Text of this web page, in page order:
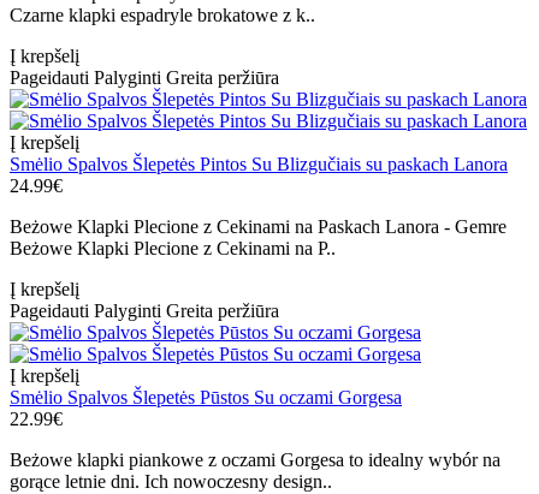
Czarne klapki espadryle brokatowe z k..
Į krepšelį
Pageidauti Palyginti Greita peržiūra
Į krepšelį
Smėlio Spalvos Šlepetės Pintos Su Blizgučiais su paskach Lanora
24.99€
Beżowe Klapki Plecione z Cekinami na Paskach Lanora - Gemre
Beżowe Klapki Plecione z Cekinami na P..
Į krepšelį
Pageidauti Palyginti Greita peržiūra
Į krepšelį
Smėlio Spalvos Šlepetės Pūstos Su oczami Gorgesa
22.99€
Beżowe klapki piankowe z oczami Gorgesa to idealny wybór na
gorące letnie dni. Ich nowoczesny design..